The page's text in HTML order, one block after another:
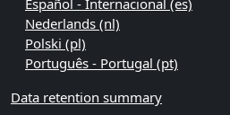
Español - Internacional ‎(es)‎
Nederlands ‎(nl)‎
Polski ‎(pl)‎
Português - Portugal ‎(pt)‎
Data retention summary